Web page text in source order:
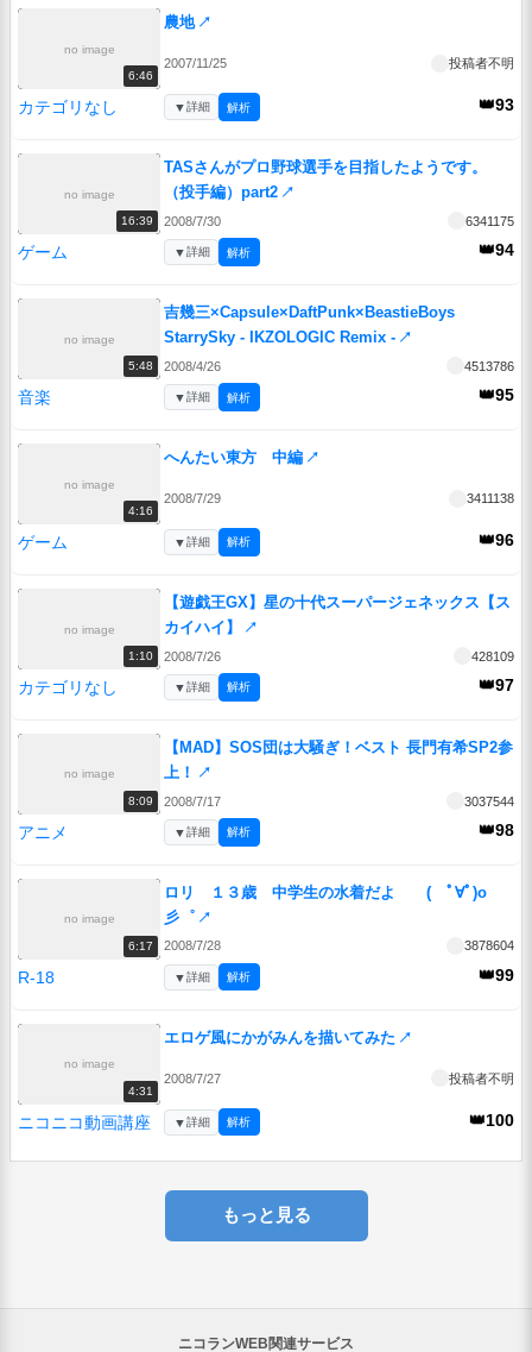
no image
6:46
農地 ↗
2007/11/25 投稿者不明
カテゴリなし 👑93
▼詳細 解析
no image
16:39
TASさんがプロ野球選手を目指したようです。
（投手編）part2 ↗
2008/7/30 6341175
ゲーム 👑94
▼詳細 解析
no image
5:48
吉幾三×Capsule×DaftPunk×BeastieBoys
StarrySky - IKZOLOGIC Remix - ↗
2008/4/26 4513786
音楽 👑95
▼詳細 解析
no image
4:16
へんたい東方 中編 ↗
2008/7/29 3411138
ゲーム 👑96
▼詳細 解析
no image
1:10
【遊戯王GX】星の十代スーパージェネックス【ス
カイハイ】
↗
2008/7/26 428109
カテゴリなし 👑97
▼詳細 解析
no image
8:09
【MAD】SOS団は大騒ぎ！ベスト 長門有希SP2参
上！
↗
2008/7/17 3037544
アニメ 👑98
▼詳細 解析
no image
6:17
ロリ １３歳 中学生の水着だよ ( ﾟ∀ﾟ)o
彡゜ ↗
2008/7/28 3878604
R-18 👑99
▼詳細 解析
no image
4:31
エロゲ風にかがみんを描いてみた ↗
2008/7/27 投稿者不明
ニコニコ動画講座 👑100
▼詳細 解析
もっと見る
ニコランWEB関連サービス